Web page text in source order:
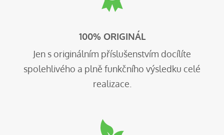
100% ORIGINÁL
Jen s originálním příslušenstvím docílíte
spolehlivého a plně funkčního výsledku celé
realizace.